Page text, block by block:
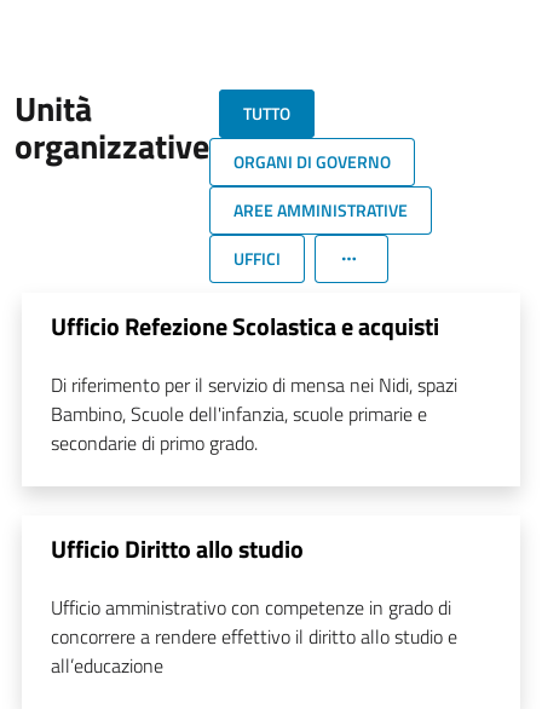
Unità
organizzative
TUTTO
ORGANI DI GOVERNO
AREE AMMINISTRATIVE
UFFICI
Ufficio Refezione Scolastica e acquisti
Di riferimento per il servizio di mensa nei Nidi, spazi
Bambino, Scuole dell'infanzia, scuole primarie e
secondarie di primo grado.
Ufficio Diritto allo studio
Ufficio amministrativo con competenze in grado di
concorrere a rendere effettivo il diritto allo studio e
all’educazione